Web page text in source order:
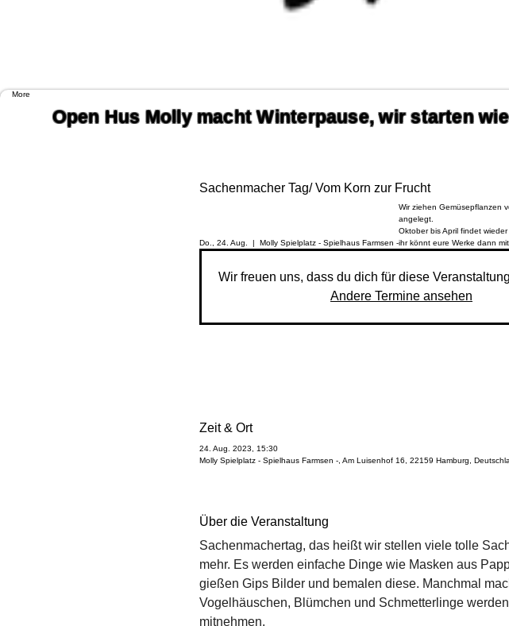
More
Open Hus Molly macht Winterpause, wir starten
Sachenmacher Tag/ Vom Korn zur Frucht
Do., 24. Aug.
  |
Molly Spielplatz - Spielhaus Farmsen -
Wir ziehen Gemüsepflanzen
angelegt.
Oktober bis April findet
ihr könnt eure Werke dann
Wir freuen uns, dass du dich für diese
Andere Termine ansehen
Zeit & Ort
24. Aug. 2023, 15:30
Molly Spielplatz - Spielhaus Farmsen -, Am Luisenhof 16, 22159 Hamburg,
Über die Veranstaltung
Sachenmachertag, das heißt wir stellen viele tolle
mehr. Es werden einfache Dinge wie Masken aus
gießen Gips Bilder und bemalen diese. Manchmal
Vogelhäuschen, Blümchen und Schmetterlinge
mitnehmen.